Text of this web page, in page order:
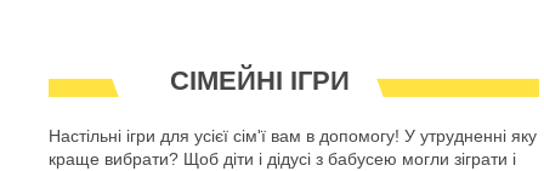
СІМЕЙНІ ІГРИ
Настільні ігри для усієї сім'ї вам в допомогу! У утрудненні яку
краще вибрати? Щоб діти і дідусі з бабусею могли зіграти і